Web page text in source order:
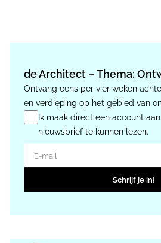
de Architect – Thema:
Ontvang eens per vier weken
en verdieping op het gebied van
Ik maak direct een account
nieuwsbrief te kunnen lezen.
E-mail
Schrijf je in!